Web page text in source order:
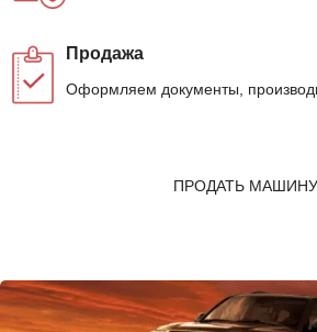
Продажа
Оформляем документы,
ПРОДАТЬ МАШИНУ